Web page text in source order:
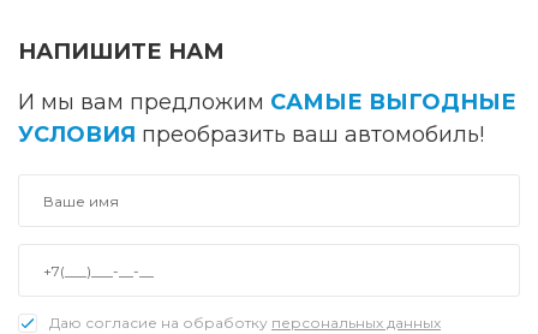
НАПИШИТЕ НАМ
И мы вам предложим САМЫЕ ВЫГОДНЫЕ
УСЛОВИЯ преобразить ваш автомобиль!
Даю согласие на обработку персональных данных